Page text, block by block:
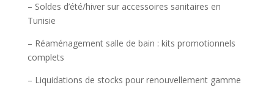
– Soldes d’été/hiver sur accessoires sanitaires en
Tunisie
– Réaménagement salle de bain : kits promotionnels
complets
– Liquidations de stocks pour renouvellement gamme